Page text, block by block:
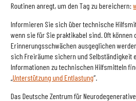
Routinen anregt, um den Tag zu bereichern:
Informieren Sie sich über technische
wenn sie für Sie praktikabel sind. Oft
Erinnerungsschwächen ausgeglichen
sich Freiräume sichern und Selbständigkeit
Informationen zu technischen Hilfsmitteln
„Unterstützung und Entlastung“.
Das Deutsche Zentrum für Neurodegenerative